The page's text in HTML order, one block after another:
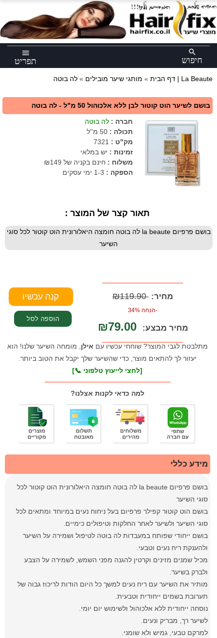
menu
תפריט
search
חיפוש
דף הבית » מותגי שיער מובילים » לה בוטה | La Beaute
בושם לשיער הוט קוטור לבן ללא אלכוהול 50 מ"ל - לה בוטה
חברה : לה בוטה
תכולה : 50 מ''ל
מק"ט :
7321
זמינות : יש במלאי
משלוח : חינם בקניה של ₪149
הספקה : 1-3 ימי עסקים
תאור קצר של המוצר :
בושם פרפיום la beaute לה בוטה חומצה היאלורונית הוט קוטור לכל סוגי
השיער
מחיר: ₪119.90
-הנחה 34%
מחיר מבצע: ₪79.00
מתלבטת לגבי המוצר? שוחחי עכשיו עם אילן , מומחה השיער שלנו! הוא
יעזור לך להתאים מוצר, כדי שהשיער שלך יקבל את הטוב ביותר.
[לחצי לייעוץ טלפוני 📞]
למה כדאי לקנות אצלנו?
מידע כללי
בושם פרפיום la beaute לה בוטה חומצה היאלורונית הוט קוטור לכל
סוגי השיער
בושם הוט קוטור קפילר פרפיום בעל ניחוח נעים במיוחד ומתאים לכל
סוגי השיער ולשיער לאחר החלקות וטיפולים כימיים.
בושם ייחודי שפותח במעבדות לה בוטה לטיפול ושמירה על השיער
ולהענקת ריח נעים וטבעי.
מכיל שמנים מזינים וקרטין להגנה מפני השמש, לשמירה על הצבע
ולברק בשיער.
מותיר את השיער עם ריח נעים למשך כל היום הודות לריכוז גבוה של
תערובת בשמים ייחודית וטבעית.
נוסחה ייחודית ללא אלכוהול ולשימוש יום יומי.
לשיער רך, מבריק ונעים.
למרקם טבעי, גמיש ולא שומני.
×